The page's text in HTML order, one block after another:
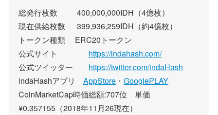
総発行枚数 400,000,000IDH（4億枚）
現在供給枚数 399,936,259IDH（約4億枚）
トークン種類 ERC20トークン
公式サイト https://indahash.com/
公式ツイッター https://twitter.com/indaHash
indaHashアプリ AppStore ・ GooglePLAY
CoinMarketCap時価総額:707位 単価
¥0.357155（2018年11月26現在）